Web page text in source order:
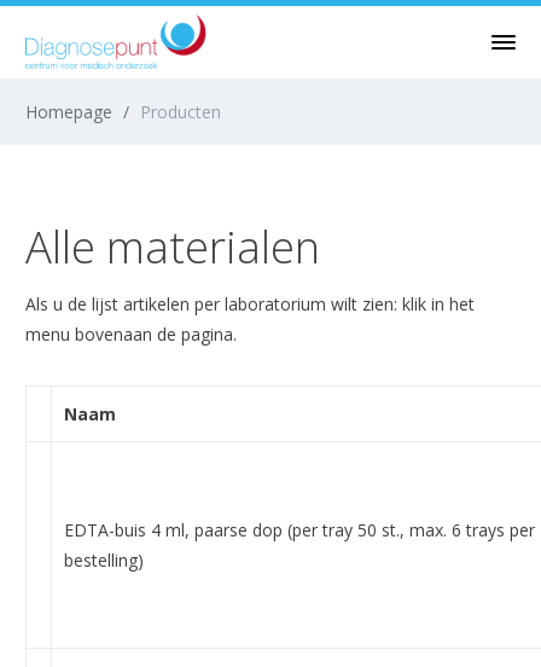
Homepage / Producten
Alle materialen
Als u de lijst artikelen per laboratorium wilt zien: klik in het
menu bovenaan de pagina.
Naam
EDTA-buis 4 ml, paarse dop (per tray 50 st., max. 6 trays per
bestelling)